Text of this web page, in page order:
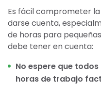
Es fácil comprometer
darse cuenta,
de horas para
debe tener en cuenta:
No espere que
horas de trabajo